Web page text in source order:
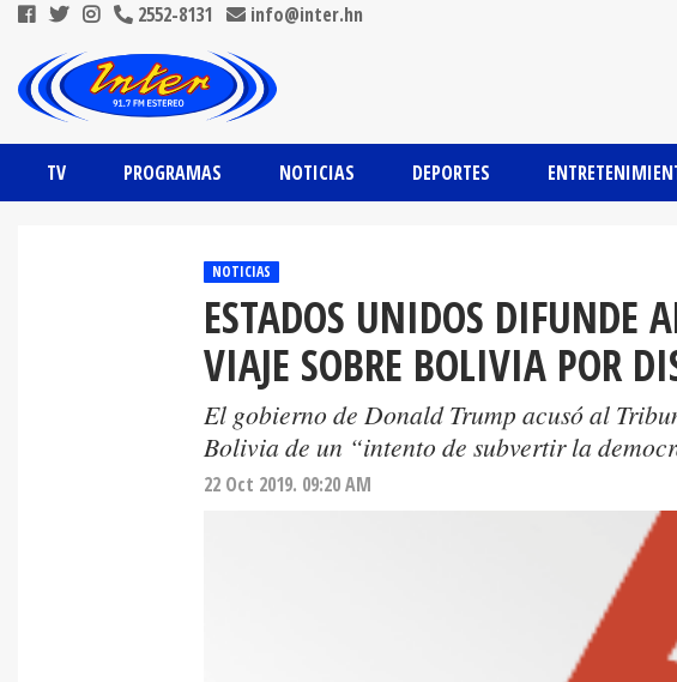
2552-8131 info@inter.hn
TV PROGRAMAS NOTICIAS DEPORTES
NOTICIAS
ESTADOS UNIDOS DIFUNDE
VIAJE SOBRE BOLIVIA POR
El gobierno de Donald Trump acusó al
Bolivia de un “intento de subvertir la
22 Oct 2019. 09:20 AM